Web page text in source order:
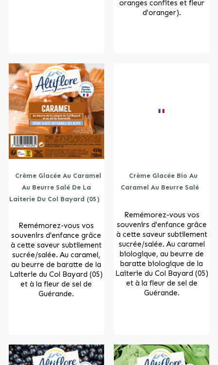
oranges confites et fleur
d'oranger).
Crème Glacée Au Caramel
Au Beurre Salé De La
Laiterie Du Col Bayard (05)
Remémorez-vous vos
souvenirs d'enfance grâce
à cette saveur subtilement
sucrée/salée. Au caramel,
au beurre de baratte de la
Laiterie du Col Bayard (05)
et à la fleur de sel de
Guérande.
Crème Glacée Bio Au
Caramel Au Beurre Salé
Remémorez-vous vos
souvenirs d'enfance grâce
à cette saveur subtilement
sucrée/salée. Au caramel
biologique, au beurre de
baratte biologique de la
Laiterie du Col Bayard (05)
et à la fleur de sel de
Guérande.